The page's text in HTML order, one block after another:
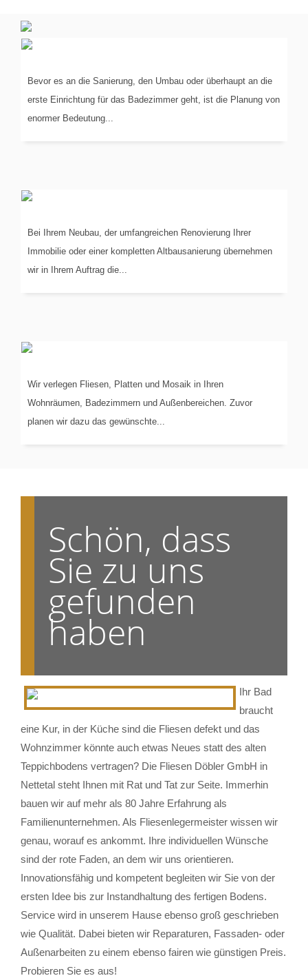
PLANUNGIN 3-D
Bevor es an die Sanierung, den Umbau oder überhaupt an die
erste Einrichtung für das Badezimmer geht, ist die Planung von
enormer Bedeutung...
KOORDINIERUNGDER GEWERKE
Bei Ihrem Neubau, der umfangreichen Renovierung Ihrer
Immobilie oder einer kompletten Altbausanierung übernehmen
wir in Ihrem Auftrag die...
VERLEGUNGVON...
Wir verlegen Fliesen, Platten und Mosaik in Ihren
Wohnräumen, Badezimmern und Außenbereichen. Zuvor
planen wir dazu das gewünschte...
Schön, dass
Sie zu uns
gefunden
haben
Ihr Bad
braucht
eine Kur, in der Küche sind die Fliesen defekt und das
Wohnzimmer könnte auch etwas Neues statt des alten
Teppichbodens vertragen? Die Fliesen Döbler GmbH in
Nettetal steht Ihnen mit Rat und Tat zur Seite. Immerhin
bauen wir auf mehr als 80 Jahre Erfahrung als
Familienunternehmen. Als Fliesenlegermeister wissen wir
genau, worauf es ankommt. Ihre individuellen Wünsche
sind der rote Faden, an dem wir uns orientieren.
Innovationsfähig und kompetent begleiten wir Sie von der
ersten Idee bis zur Instandhaltung des fertigen Bodens.
Service wird in unserem Hause ebenso groß geschrieben
wie Qualität. Dabei bieten wir Reparaturen, Fassaden- oder
Außenarbeiten zu einem ebenso fairen wie günstigen Preis.
Probieren Sie es aus!